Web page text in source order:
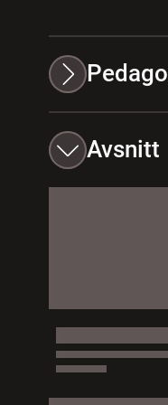
Avsnitt